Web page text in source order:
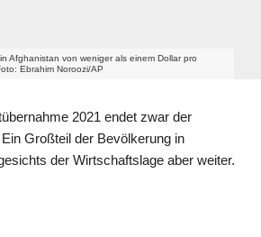
Afghanistan von weniger als einem Dollar pro
Ebrahim Noroozi/AP
2021 endet zwar der
Großteil der Bevölkerung in
der Wirtschaftslage aber weiter.